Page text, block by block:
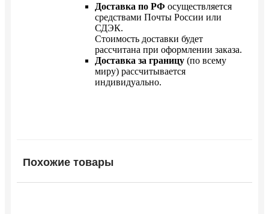
Доставка по РФ осуществляется
средствами Почты России или
СДЭК.
Стоимость доставки будет
рассчитана при оформлении заказа.
Доставка за границу (по всему
миру) рассчитывается
индивидуально.
Похожие товары